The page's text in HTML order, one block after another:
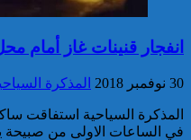
إدارة السجن المحلي واد زم تفند
مزاعم بخصوص وفاة سجين
انفجار قنينات غاز أمام
30 نوفمبر 2018 المذكرة
في الساعات الاولى من صبيحة